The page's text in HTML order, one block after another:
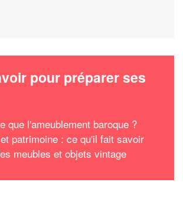
pour préparer ses
que l'ameublement baroque ?
patrimoine : ce qu'il fait savoir
meubles et objets vintage